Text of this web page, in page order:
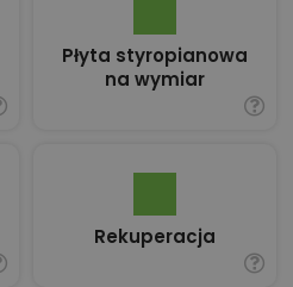
Płyta styropianowa
na wymiar
Rekuperacja